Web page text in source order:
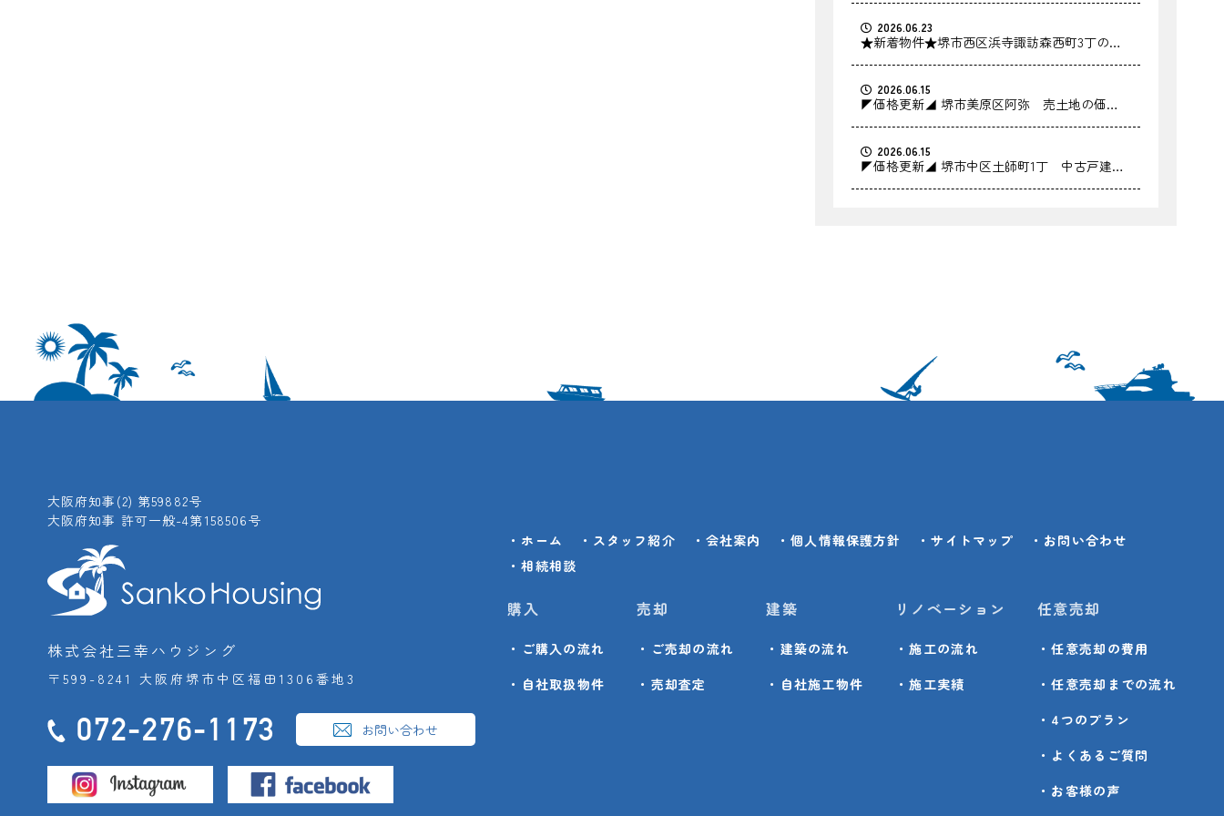
2026.06.23
★新着物件★堺市西区浜寺諏訪森西町3丁の中
2026.06.15
◤価格更新◢ 堺市美原区阿弥 売土地の価格
2026.06.15
◤価格更新◢ 堺市中区土師町1丁 中古戸建の
大阪府知事(2) 第59882号
大阪府知事 許可一般-4第158506号
株式会社三幸ハウジング
〒599-8241 大阪府堺市中区福田1306番地3
072-276-1173 お問い合わせ
・ホーム ・スタッフ紹介 ・会社案内 ・個人情報保護方針 ・サイトマップ
・お問い合わせ
・相続相談
購入
・ご購入の流れ
・自社取扱物件
売却
・ご売却の流れ
・売却査定
建築
・建築の流れ
・自社施工物件
リノベーション
・施工の流れ
・施工実績
任意売却
・任意売却の費用
・任意売却までの流れ
・4つのプラン
・よくあるご質問
・お客様の声